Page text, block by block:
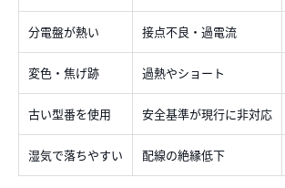
分電盤が熱い 接点不良・過電流
変色・焦げ跡 過熱やショート
古い型番を使用 安全基準が現行に非対応
湿気で落ちやすい 配線の絶縁低下